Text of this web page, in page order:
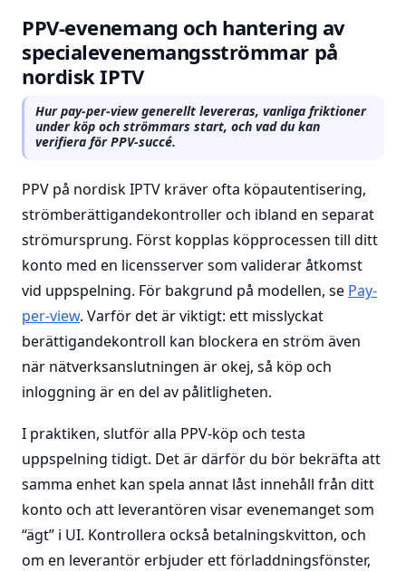
PPV-evenemang och hantering av
specialevenemangsströmmar på
nordisk IPTV
Hur pay-per-view generellt levereras, vanliga friktioner
under köp och strömmars start, och vad du kan
verifiera för PPV-succé.
PPV på nordisk IPTV kräver ofta köpautentisering,
strömberättigandekontroller och ibland en separat
strömursprung. Först kopplas köpprocessen till ditt
konto med en licensserver som validerar åtkomst
vid uppspelning. För bakgrund på modellen, se Pay-
per-view. Varför det är viktigt: ett misslyckat
berättigandekontroll kan blockera en ström även
när nätverksanslutningen är okej, så köp och
inloggning är en del av pålitligheten.
I praktiken, slutför alla PPV-köp och testa
uppspelning tidigt. Det är därför du bör bekräfta att
samma enhet kan spela annat låst innehåll från ditt
konto och att leverantören visar evenemanget som
“ägt” i UI. Kontrollera också betalningskvitton, och
om en leverantör erbjuder ett förladdningsfönster,